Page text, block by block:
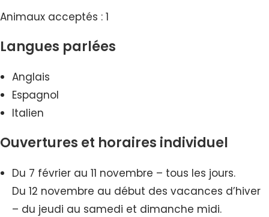
Animaux acceptés : 1
Langues parlées
Anglais
Espagnol
Italien
Ouvertures et horaires individuel
Du 7 février au 11 novembre – tous les jours.
Du 12 novembre au début des vacances d’hiver
– du jeudi au samedi et dimanche midi.